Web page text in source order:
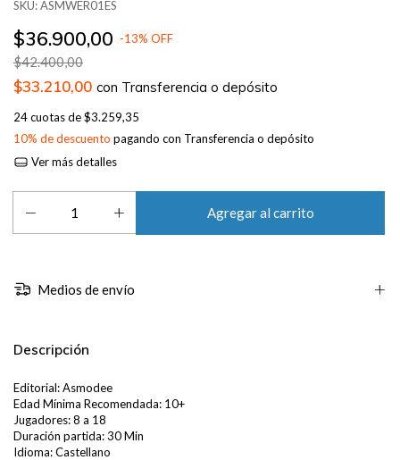
SKU:ASMWER01ES
$36.900,00 -13% OFF
$42.400,00
$33.210,00 con Transferencia o depósito
24cuotas de$3.259,35
10% de descuento pagando con Transferencia o depósito
Ver más detalles
Medios de envío
Descripción
Editorial: Asmodee
Edad Mínima Recomendada: 10+
Jugadores: 8 a 18
Duración partida: 30 Min
Idioma: Castellano